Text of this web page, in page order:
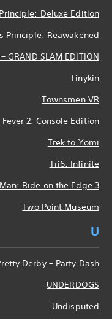
Deluxe Edition
Principle: Reawakened
GRAND SLAM EDITION
Tinykin
Townsmen VR
2: Console Edition
Trek to Yomi
Tri6: Infinite
Ride on the Edge 3
Two Point Museum
U
Derby – Party Dash
UNDERDOGS
Undisputed